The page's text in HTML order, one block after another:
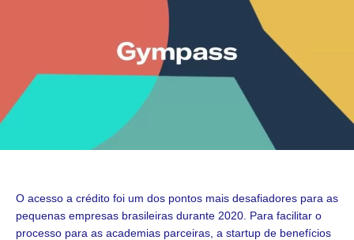
O acesso a crédito foi um dos pontos mais desafiadores para as
pequenas empresas brasileiras durante 2020. Para facilitar o
processo para as academias parceiras, a startup de benefícios